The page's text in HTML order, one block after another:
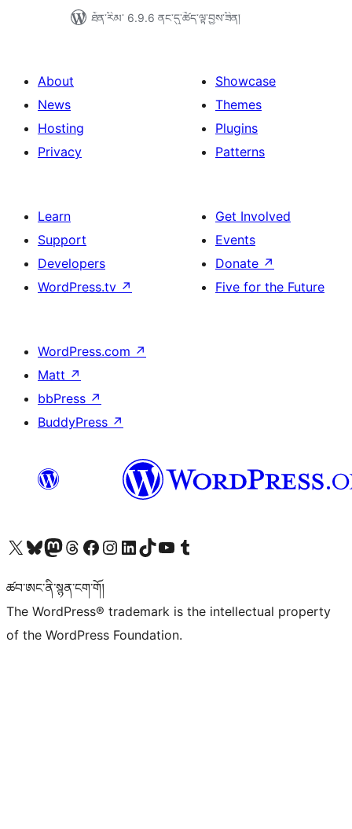
ཐོན་རིམ་ 6.9.6 ནང་དུ་ཚོད་ལྟ་བྱས་ཟིན།
About
News
Hosting
Privacy
Showcase
Themes
Plugins
Patterns
Learn
Support
Developers
WordPress.tv ↗
Get Involved
Events
Donate ↗
Five for the Future
WordPress.com ↗
Matt ↗
bbPress ↗
BuddyPress ↗
Visit our X (formerly Twitter) account
Visit our Bluesky account
Visit our Mastodon account
Visit our Threads account
Visit our Facebook page
Visit our Instagram account
Visit our LinkedIn account
Visit our TikTok account
Visit our YouTube channel
Visit our Tumblr account
ཚབ་ཨང་ནི་སྙན་ངག་གོ།
The WordPress® trademark is the intellectual property
of the WordPress Foundation.